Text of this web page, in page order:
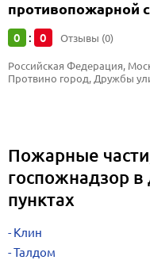
противопожарной
0 : 0 Отзывы (0)
Российская Федерация,
Протвино город, Дружбы
Пожарные
госпожнадзор в
пунктах
Клин
Талдом